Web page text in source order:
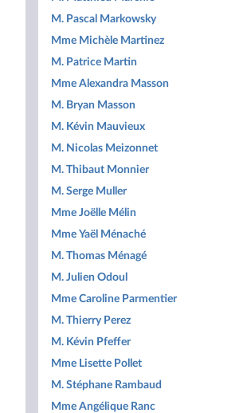
M. Pascal Markowsky
Mme Michèle Martinez
M. Patrice Martin
Mme Alexandra Masson
M. Bryan Masson
M. Kévin Mauvieux
M. Nicolas Meizonnet
M. Thibaut Monnier
M. Serge Muller
Mme Joëlle Mélin
Mme Yaël Ménaché
M. Thomas Ménagé
M. Julien Odoul
Mme Caroline Parmentier
M. Thierry Perez
M. Kévin Pfeffer
Mme Lisette Pollet
M. Stéphane Rambaud
Mme Angélique Ranc